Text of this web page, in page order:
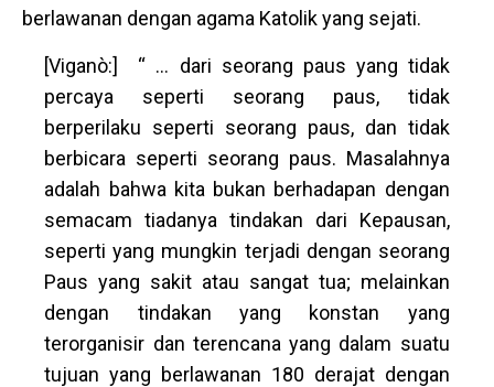
berlawanan dengan agama Katolik yang sejati.
[Viganò:] “ … dari seorang paus yang tidak
percaya seperti seorang paus, tidak
berperilaku seperti seorang paus, dan tidak
berbicara seperti seorang paus. Masalahnya
adalah bahwa kita bukan berhadapan dengan
semacam tiadanya tindakan dari Kepausan,
seperti yang mungkin terjadi dengan seorang
Paus yang sakit atau sangat tua; melainkan
dengan tindakan yang konstan yang
terorganisir dan terencana yang dalam suatu
tujuan yang berlawanan 180 derajat dengan